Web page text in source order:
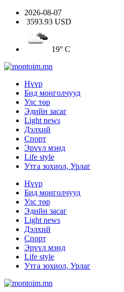
2026-08-07
3593.93 USD
19° C
Нүүр
Бид монголчууд
Улс төр
Эдийн засаг
Light news
Дэлхий
Спорт
Эрүүл мэнд
Life style
Утга зохиол, Урлаг
Нүүр
Бид монголчууд
Улс төр
Эдийн засаг
Light news
Дэлхий
Спорт
Эрүүл мэнд
Life style
Утга зохиол, Урлаг